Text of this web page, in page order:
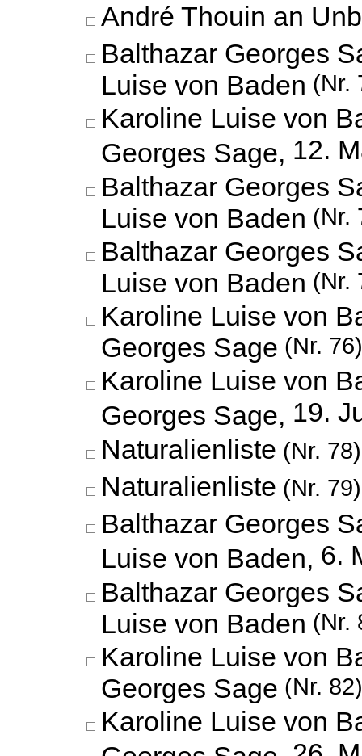
André Thouin an
Balthazar Georges
Luise von Baden (Nr.
Karoline Luise von
Georges Sage, 12.
Balthazar Georges
Luise von Baden (Nr.
Balthazar Georges
Luise von Baden (Nr.
Karoline Luise von
Georges Sage (Nr. 76)
Karoline Luise von
Georges Sage, 19.
Naturalienliste (Nr. 78)
Naturalienliste (Nr. 79)
Balthazar Georges
Luise von Baden, 6.
Balthazar Georges
Luise von Baden (Nr.
Karoline Luise von
Georges Sage (Nr. 82)
Karoline Luise von